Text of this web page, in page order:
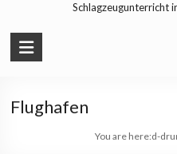
Schlagzeugunterricht
Flughafen
You are here:d-